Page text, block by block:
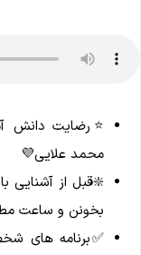
⭐️رضایت دانش
محمد علایی💜
❇️قبل از آشنایی
بخونن و ساعت
✅برنامه های